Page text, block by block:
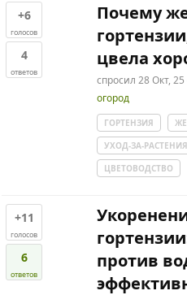
+6
голосов
4
ответов
Почему
цвела
спросил 28 Окт, 25
огород
ГОРТЕНЗИЯ
УХОД-ЗА-
ЦВЕТОВОДСТВО
+11
голосов
6
ответов
против